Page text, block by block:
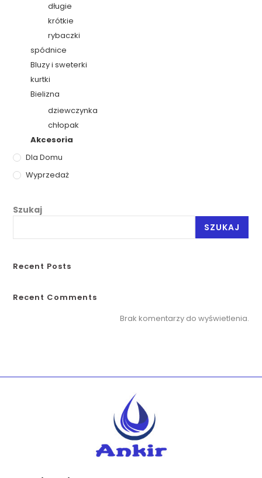
długie
krótkie
rybaczki
spódnice
Bluzy i sweterki
kurtki
Bielizna
dziewczynka
chłopak
Akcesoria
Dla Domu
Wyprzedaż
Szukaj
SZUKAJ
Recent Posts
Recent Comments
Brak komentarzy do wyświetlenia.